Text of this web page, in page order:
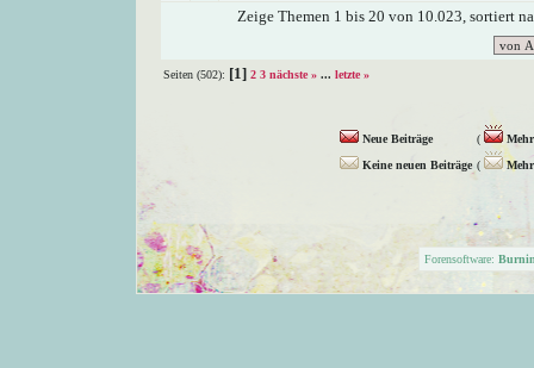
Zeige Themen 1 bis 20 von 10.023, sortiert
Seiten (502): [1] 2 3 nächste » ... letzte »
Neue Beiträge (
Keine neuen Beiträge (
Forensoftware: